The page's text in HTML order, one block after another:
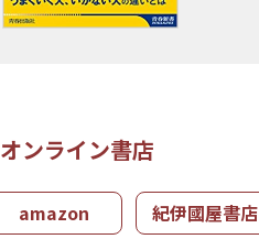
オンライン書店
amazon 紀伊國屋書店